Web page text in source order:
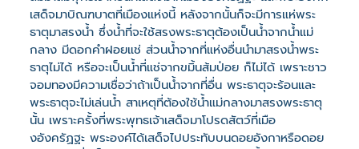
เสด็จมาบิณฑบาตที่เมืองแห่งนี้ หลังจากนั้นก็จะมีการแห่พระ
ธาตุมาสรงน้ำ ซึ่งน้ำที่จะใช้สรงพระธาตุต้องเป็นน้ำจากน้ำแม่
กลาง มีดอกคำฝอยแช่ ส่วนน้ำจากที่แห่งอื่นนำมาสรงน้ำพระ
ธาตุไม่ได้ หรือจะเป็นน้ำที่แช่จากขมิ้นส้มป่อย ก็ไม่ได้ เพราะชาว
จอมทองมีความเชื่อว่าถ้าเป็นน้ำจากที่อื่น พระธาตุจะร้อนและ
พระธาตุจะไม่เล่นน้ำ สาเหตุที่ต้องใช้น้ำแม่กลางมาสรงพระธาตุ
นั้น เพราะครั้งที่พระพุทธเจ้าเสด็จมาโปรดสัตว์ที่เมือ
งอังครัฏฐะ พระองค์ได้เสด็จไปประทับบนดอยอังกาหรือดอย